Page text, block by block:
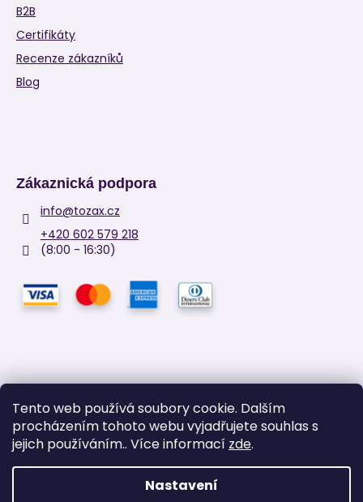
Tento web používá soubory cookie. Dalším
procházením tohoto webu vyjadřujete souhlas s
jejich používáním.. Více informací zde.
Nastavení
B2B
Certifikáty
Recenze zákazníků
Blog
Zákaznická podpora
info@tozax.cz
+420 602 579 218
(8:00 - 16:30)
Facebook